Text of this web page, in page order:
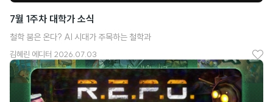
7월 1주차 대학가 소식
철학 붐은 온다? AI 시대가 주목하는 철학과
김혜린 에디터 2026.07.03
좋
아